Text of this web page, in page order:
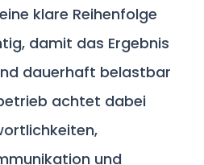
klare Reihenfolge
damit das Ergebnis
dauerhaft belastbar
achtet dabei
und